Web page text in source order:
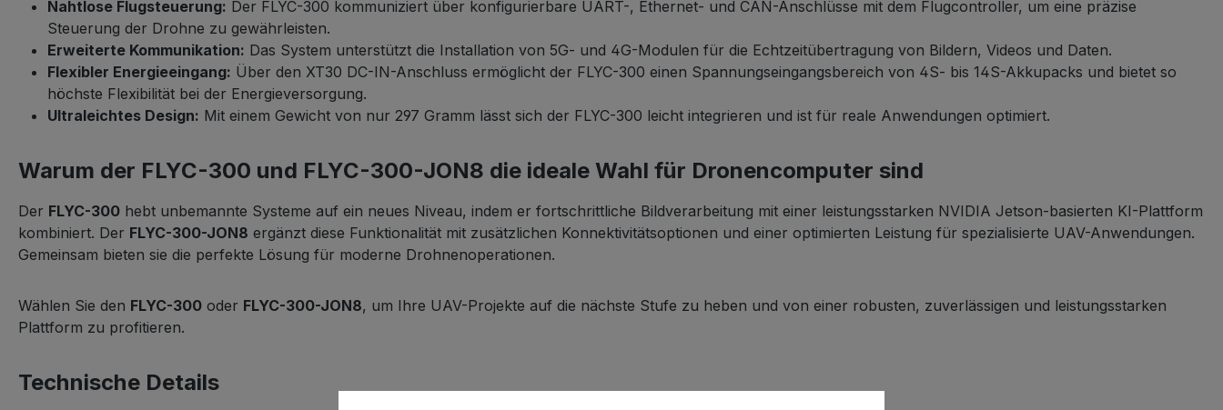
Nahtlose Flugsteuerung: Der FLYC-300 kommuniziert über konfigurierbare UART-, Ethernet- und CAN-Anschlüsse mit dem Flugcontroller, um eine präzise
Steuerung der Drohne zu gewährleisten.
Erweiterte Kommunikation: Das System unterstützt die Installation von 5G- und 4G-Modulen für die Echtzeitübertragung von Bildern, Videos und Daten.
Flexibler Energieeingang: Über den XT30 DC-IN-Anschluss ermöglicht der FLYC-300 einen Spannungseingangsbereich von 4S- bis 14S-Akkupacks und bietet so
höchste Flexibilität bei der Energieversorgung.
Ultraleichtes Design: Mit einem Gewicht von nur 297 Gramm lässt sich der FLYC-300 leicht integrieren und ist für reale Anwendungen optimiert.
Warum der FLYC-300 und FLYC-300-JON8 die ideale Wahl für Dronencomputer sind
Der FLYC-300 hebt unbemannte Systeme auf ein neues Niveau, indem er fortschrittliche Bildverarbeitung mit einer leistungsstarken NVIDIA Jetson-basierten KI-Plattform
kombiniert. Der FLYC-300-JON8 ergänzt diese Funktionalität mit zusätzlichen Konnektivitätsoptionen und einer optimierten Leistung für spezialisierte UAV-Anwendungen.
Gemeinsam bieten sie die perfekte Lösung für moderne Drohnenoperationen.
Wählen Sie den FLYC-300 oder FLYC-300-JON8, um Ihre UAV-Projekte auf die nächste Stufe zu heben und von einer robusten, zuverlässigen und leistungsstarken
Plattform zu profitieren.
Technische Details